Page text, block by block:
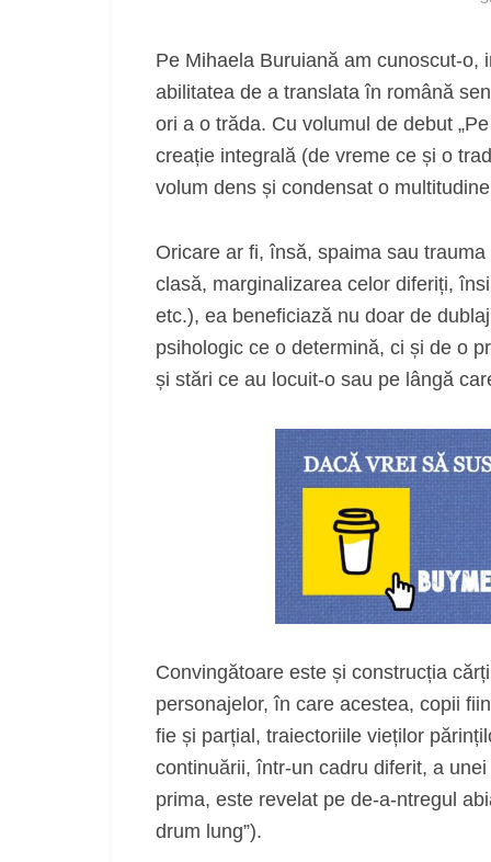
Pe Mihaela Buruiană am cunoscut-o,
abilitatea de a translata în română
ori a o trăda. Cu volumul de debut
creație integrală (de vreme ce și o
volum dens și condensat o
Oricare ar fi, însă, spaima sau
clasă, marginalizarea celor diferiți,
etc.), ea beneficiază nu doar de
psihologic ce o determină, ci și de o
și stări ce au locuit-o sau pe lângă
Convingătoare este și construcția
personajelor, în care acestea, copii
fie și parțial, traiectoriile vieților
continuării, într-un cadru diferit, a
prima, este revelat pe de-a-ntregul
drum lung”).